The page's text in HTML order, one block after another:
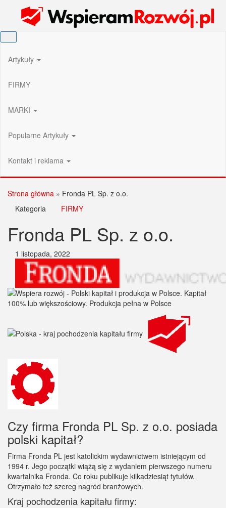
Wspieram Rozwój PL
Artykuły
FIRMY
MARKI
Popularne Artykuły
Kontakt i reklama
Strona główna » Fronda PL Sp. z o.o.
Kategoria
FIRMY
Fronda PL Sp. z o.o.
1 listopada, 2022
Czy firma Fronda PL Sp. z o.o. posiada
polski kapitał?
Firma Fronda PL jest katolickim wydawnictwem istniejącym od
1994 r. Jego początki wiążą się z wydaniem pierwszego numeru
kwartalnika Fronda. Co roku publikuje kilkadziesiąt tytułów.
Otrzymało też szereg nagród branżowych.
Kraj pochodzenia kapitału firmy: